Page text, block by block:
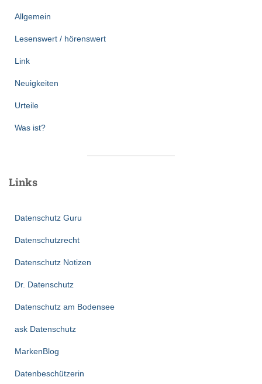
Allgemein
Lesenswert / hörenswert
Link
Neuigkeiten
Urteile
Was ist?
Links
Datenschutz Guru
Datenschutzrecht
Datenschutz Notizen
Dr. Datenschutz
Datenschutz am Bodensee
ask Datenschutz
MarkenBlog
Datenbeschützerin